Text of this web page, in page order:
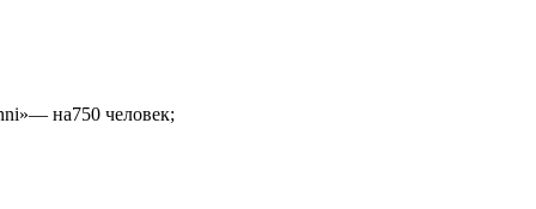
на750 человек;